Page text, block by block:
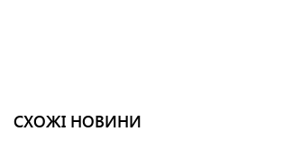
СХОЖІ НОВИНИ